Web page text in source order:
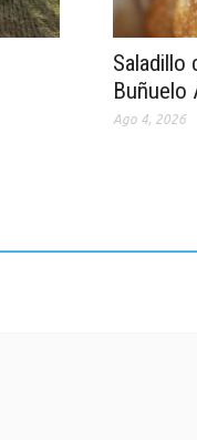
Saladillo
Buñuelo
Ago 4, 2026